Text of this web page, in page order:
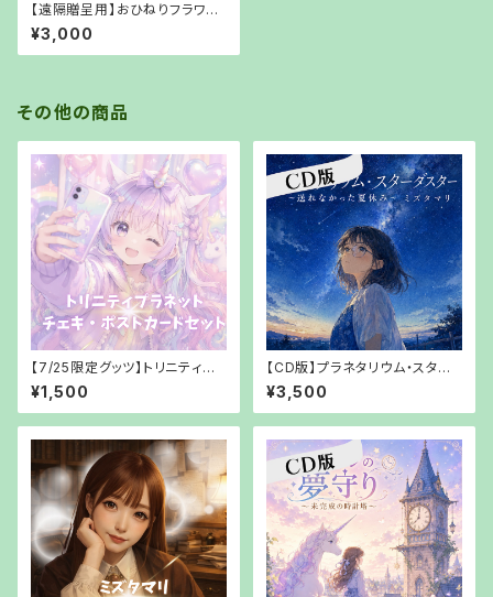
【遠隔贈呈用】おひねりフラワー
レイ（¥3,000）【オンライン物
販】
¥3,000
その他の商品
【7/25限定グッツ】トリニティプ
ラネットチェキ・ポストカードセッ
ト【郵送でお渡し】
¥1,500
【CD版】プラネタリウム・スター
ダスター～送れなかった夏休み
～ミズタマリリ【【郵送でお渡し】
¥3,500